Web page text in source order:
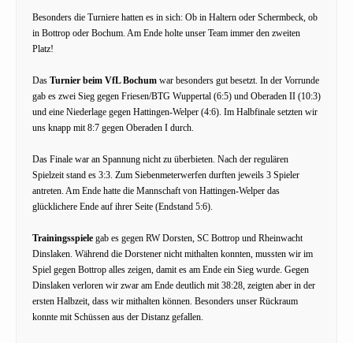
Besonders die Turniere hatten es in sich: Ob in Haltern oder Schermbeck, ob
in Bottrop oder Bochum. Am Ende holte unser Team immer den zweiten
Platz!
Das Turnier beim VfL Bochum war besonders gut besetzt. In der Vorrunde
gab es zwei Sieg gegen Friesen/BTG Wuppertal (6:5) und Oberaden II (10:3)
und eine Niederlage gegen Hattingen-Welper (4:6). Im Halbfinale setzten wir
uns knapp mit 8:7 gegen Oberaden I durch.
Das Finale war an Spannung nicht zu überbieten. Nach der regulären
Spielzeit stand es 3:3. Zum Siebenmeterwerfen durften jeweils 3 Spieler
antreten. Am Ende hatte die Mannschaft von Hattingen-Welper das
glücklichere Ende auf ihrer Seite (Endstand 5:6).
Trainingsspiele gab es gegen RW Dorsten, SC Bottrop und Rheinwacht
Dinslaken. Während die Dorstener nicht mithalten konnten, mussten wir im
Spiel gegen Bottrop alles zeigen, damit es am Ende ein Sieg wurde. Gegen
Dinslaken verloren wir zwar am Ende deutlich mit 38:28, zeigten aber in der
ersten Halbzeit, dass wir mithalten können. Besonders unser Rückraum
konnte mit Schüssen aus der Distanz gefallen.